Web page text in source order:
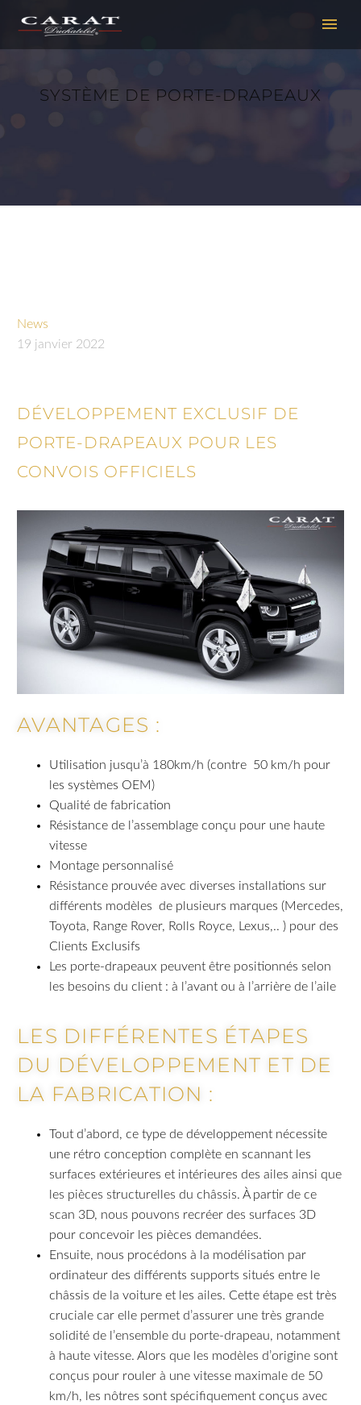
SYSTÈME DE PORTE-DRAPEAUX
News
19 janvier 2022
DÉVELOPPEMENT EXCLUSIF DE
PORTE-DRAPEAUX POUR LES
CONVOIS OFFICIELS
AVANTAGES :
Utilisation jusqu’à 180km/h (contre 50 km/h pour
les systèmes OEM)
Qualité de fabrication
Résistance de l’assemblage conçu pour une haute
vitesse
Montage personnalisé
Résistance prouvée avec diverses installations sur
différents modèles de plusieurs marques (Mercedes,
Toyota, Range Rover, Rolls Royce, Lexus,.. ) pour des
Clients Exclusifs
Les porte-drapeaux peuvent être positionnés selon
les besoins du client : à l’avant ou à l’arrière de l’aile
LES DIFFÉRENTES ÉTAPES
DU DÉVELOPPEMENT ET DE
LA FABRICATION :
Tout d’abord, ce type de développement nécessite
une rétro conception complète en scannant les
surfaces extérieures et intérieures des ailes ainsi que
les pièces structurelles du châssis. À partir de ce
scan 3D, nous pouvons recréer des surfaces 3D
pour concevoir les pièces demandées.
Ensuite, nous procédons à la modélisation par
ordinateur des différents supports situés entre le
châssis de la voiture et les ailes. Cette étape est très
cruciale car elle permet d’assurer une très grande
solidité de l’ensemble du porte-drapeau, notamment
à haute vitesse. Alors que les modèles d’origine sont
conçus pour rouler à une vitesse maximale de 50
km/h, les nôtres sont spécifiquement conçus avec